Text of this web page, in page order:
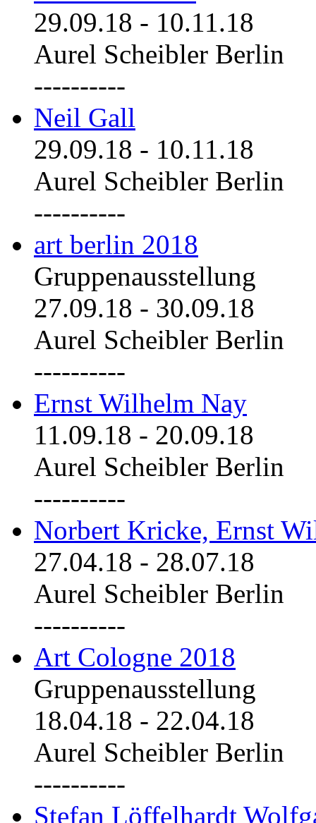
29.09.18 - 10.11.18
Aurel Scheibler Berlin
----------
Neil Gall
29.09.18 - 10.11.18
Aurel Scheibler Berlin
----------
art berlin 2018
Gruppenausstellung
27.09.18 - 30.09.18
Aurel Scheibler Berlin
----------
Ernst Wilhelm Nay
11.09.18 - 20.09.18
Aurel Scheibler Berlin
----------
Norbert Kricke, Ernst
27.04.18 - 28.07.18
Aurel Scheibler Berlin
----------
Art Cologne 2018
Gruppenausstellung
18.04.18 - 22.04.18
Aurel Scheibler Berlin
----------
Stefan Löffelhardt